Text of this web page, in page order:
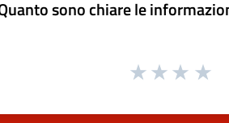
sono chiare le